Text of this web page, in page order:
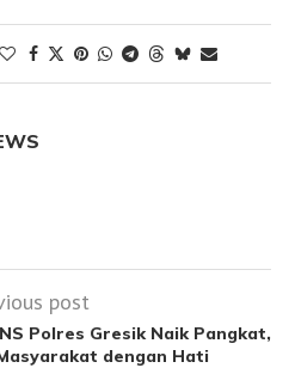
post
Polres Gresik Naik Pangkat,
dengan Hati